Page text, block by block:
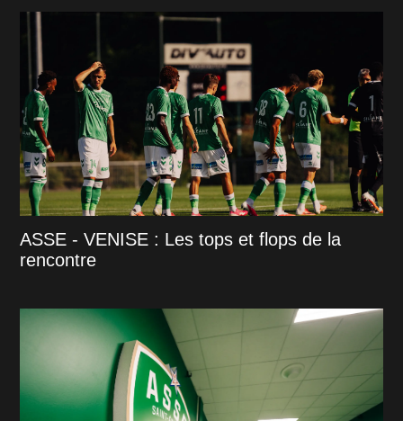
ASSE - VENISE : Les tops et flops de la
rencontre